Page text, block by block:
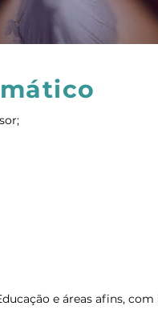
e áreas afins,